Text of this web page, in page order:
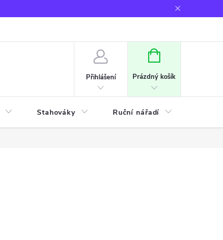
Přihlášení
NÁKUPNÍ
Prázdný košík
Stahováky Ruční nářadí